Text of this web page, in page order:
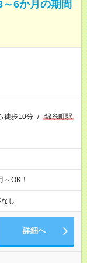
6か月の期間
徒歩10分 / 錦糸町駅
OK！
し
詳細へ